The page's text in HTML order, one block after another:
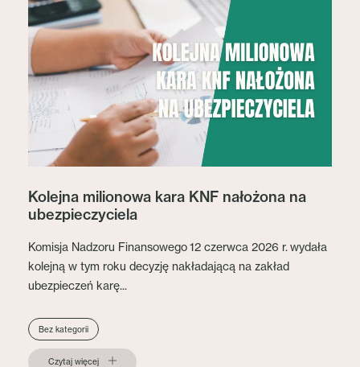
Kolejna milionowa kara KNF nałożona na
ubezpieczyciela
Komisja Nadzoru Finansowego 12 czerwca 2026 r. wydała
kolejną w tym roku decyzję nakładającą na zakład
ubezpieczeń karę...
Bez kategorii
Czytaj więcej